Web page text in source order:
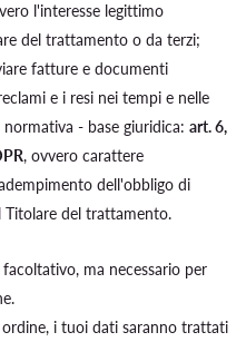
l'interesse legittimo
del trattamento o da terzi;
fatture e documenti
e i resi nei tempi e nelle
- base giuridica: art. 6,
, ovvero carattere
dell'obbligo di
Titolare del trattamento.
ma necessario per
i tuoi dati saranno trattati